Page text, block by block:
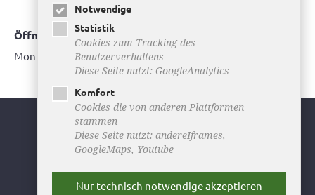
Öffnungszeiten Bürgerbüro Büddenstedt
Montag: 14:00 bis 16:00 Uhr
Youtube
Facebook
Instagram
Notwendige
Statistik
Cookies zum Tracking des
Benutzerverhaltens
Diese Seite nutzt: GoogleAnalytics
Komfort
Cookies die von anderen Plattformen
stammen
Diese Seite nutzt: andereIframes,
GoogleMaps, Youtube
Nur technisch notwendige akzeptieren